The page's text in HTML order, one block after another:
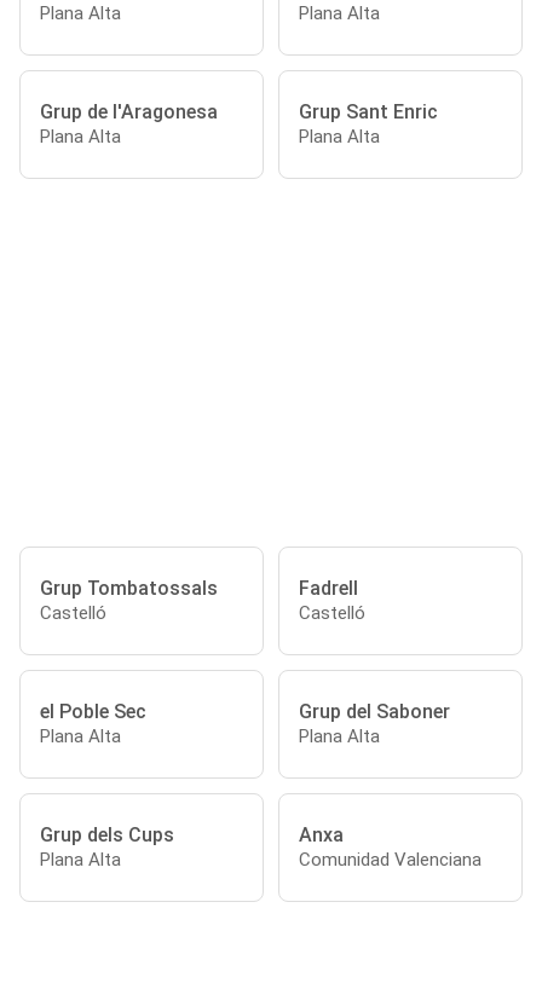
Plana Alta Plana Alta
Grup de l'Aragonesa
Plana Alta
Grup Sant Enric
Plana Alta
Grup Tombatossals
Castelló
Fadrell
Castelló
el Poble Sec
Plana Alta
Grup del Saboner
Plana Alta
Grup dels Cups
Plana Alta
Anxa
Comunidad Valenciana